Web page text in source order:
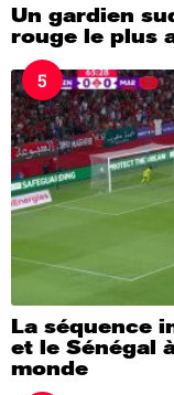
Un gardien
rouge le plus
5
La séquence
et le Sénégal
monde